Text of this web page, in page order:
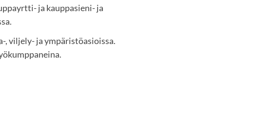
ja kauppasieni- ja
, viljely- ja ympäristöasioissa.